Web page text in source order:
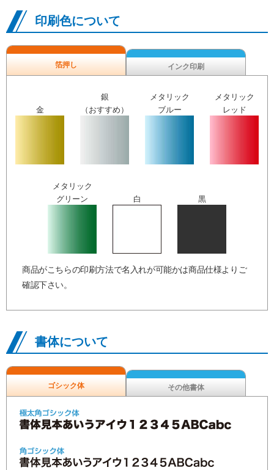
印刷色について
箔押し インク印刷
金
銀
（おすすめ）
メタリック
ブルー
メタリック
レッド
メタリック
グリーン
白 黒
商品がこちらの印刷方法で名入れが可能かは商品仕様よりご
確認下さい。
書体について
ゴシック体 その他書体